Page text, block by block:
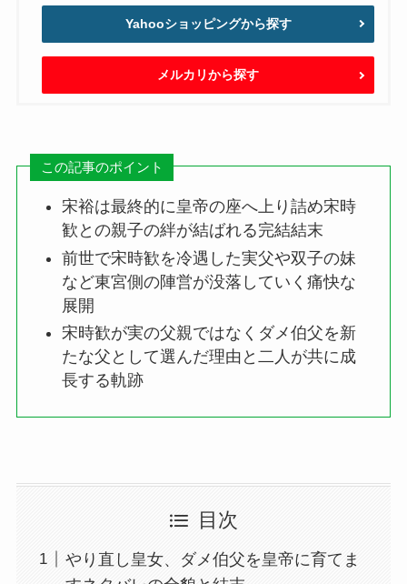
Yahooショッピングから探す
メルカリから探す
この記事のポイント
宋裕は最終的に皇帝の座へ上り詰め宋時
歓との親子の絆が結ばれる完結結末
前世で宋時歓を冷遇した実父や双子の妹
など東宮側の陣営が没落していく痛快な
展開
宋時歓が実の父親ではなくダメ伯父を新
たな父として選んだ理由と二人が共に成
長する軌跡
目次
やり直し皇女、ダメ伯父を皇帝に育てま